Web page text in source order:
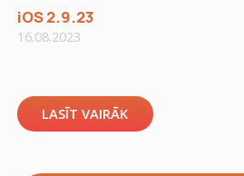
iOS 2.9.23
16.08.2023
LASĪT VAIRĀK